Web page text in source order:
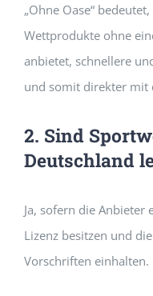
„Ohne Oase“
Wettprodukte ohne
anbietet, schnellere
und somit direkter mit
2. Sind
Deutschland
Ja, sofern die Anbieter
Lizenz besitzen und
Vorschriften einhalten.